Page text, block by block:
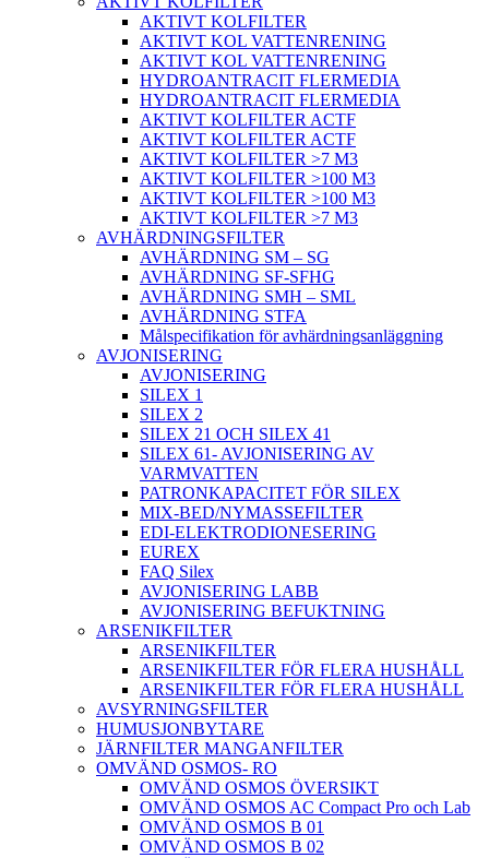
AKTIVT KOLFILTER
AKTIVT KOL VATTENRENING
AKTIVT KOL VATTENRENING
HYDROANTRACIT FLERMEDIA
HYDROANTRACIT FLERMEDIA
AKTIVT KOLFILTER ACTF
AKTIVT KOLFILTER ACTF
AKTIVT KOLFILTER >7 M3
AKTIVT KOLFILTER >100 M3
AKTIVT KOLFILTER >100 M3
AKTIVT KOLFILTER >7 M3
AVHÄRDNINGSFILTER
AVHÄRDNING SM – SG
AVHÄRDNING SF-SFHG
AVHÄRDNING SMH – SML
AVHÄRDNING STFA
Målspecifikation för avhärdningsanläggning
AVJONISERING
AVJONISERING
SILEX 1
SILEX 2
SILEX 21 OCH SILEX 41
SILEX 61- AVJONISERING AV
VARMVATTEN
PATRONKAPACITET FÖR SILEX
MIX-BED/NYMASSEFILTER
EDI-ELEKTRODIONESERING
EUREX
FAQ Silex
AVJONISERING LABB
AVJONISERING BEFUKTNING
ARSENIKFILTER
ARSENIKFILTER
ARSENIKFILTER FÖR FLERA HUSHÅLL
ARSENIKFILTER FÖR FLERA HUSHÅLL
AVSYRNINGSFILTER
HUMUSJONBYTARE
JÄRNFILTER MANGANFILTER
OMVÄND OSMOS- RO
OMVÄND OSMOS ÖVERSIKT
OMVÄND OSMOS AC Compact Pro och Lab
OMVÄND OSMOS B 01
OMVÄND OSMOS B 02